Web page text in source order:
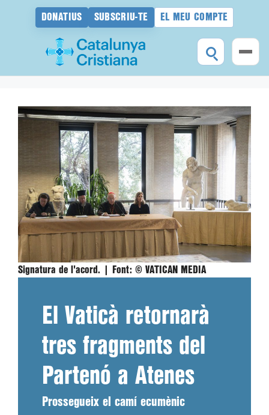
DONATIUS SUBSCRIU-TE EL MEU COMPTE
contingut
Signatura de l'acord. | Font: © VATICAN MEDIA
El Vaticà retornarà
tres fragments del
Partenó a Atenes
Prossegueix el camí ecumènic